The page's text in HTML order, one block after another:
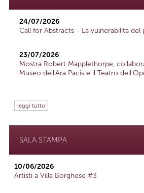
24/07/2026
Call for Abstracts - La vulnerabilità
23/07/2026
Mostra Robert Mapplethorpe,
Museo dell'Ara Pacis e il Teatro
leggi tutto
SALA STAMPA
10/06/2026
Artisti a Villa Borghese #3